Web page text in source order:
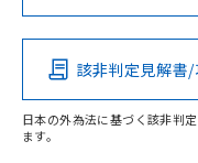
Pb Hg
O
こ
その他の認証
該非判定見解書
日本の外為法に基づく該非判
ます。